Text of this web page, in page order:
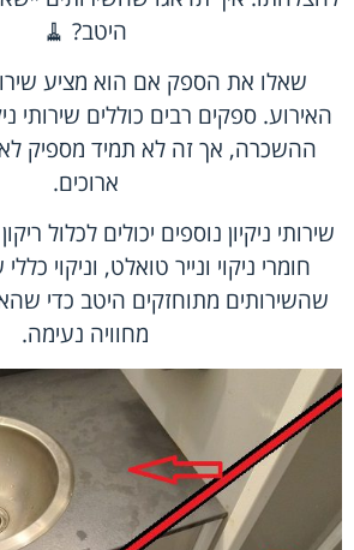
היטב? 🧹
שאלו את הספק אם הוא מציע
האירוע. ספקים רבים כוללים שירותי
ההשכרה, אך זה לא תמיד מספיק
ארוכים.
שירותי ניקיון נוספים יכולים לכלול
חומרי ניקוי ונייר טואלט, וניקוי
שהשירותים מתוחזקים היטב כדי
מחוויה נעימה.